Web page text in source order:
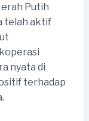
Putih
telah aktif
nyata di
terhadap